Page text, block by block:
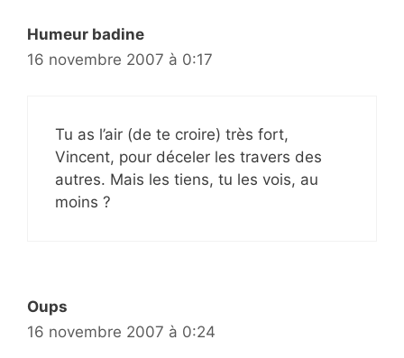
Humeur badine
16 novembre 2007 à 0:17
Tu as l’air (de te croire) très fort,
Vincent, pour déceler les travers des
autres. Mais les tiens, tu les vois, au
moins ?
Oups
16 novembre 2007 à 0:24